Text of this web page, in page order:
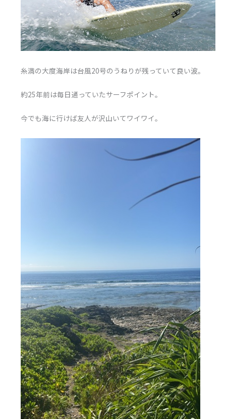
糸満の大度海岸は台風20号のうねりが残っていて良い波。
約25年前は毎日通っていたサーフポイント。
今でも海に行けば友人が沢山いてワイワイ。